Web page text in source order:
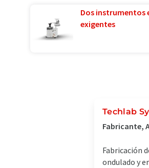
Dos instrumentos
exigentes
Techlab
Fabricante,
Fabricación
ondulado y